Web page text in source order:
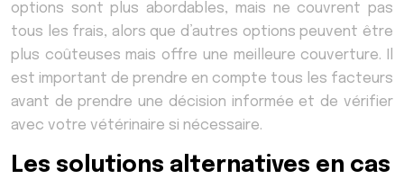
options sont plus abordables, mais ne couvrent pas
tous les frais, alors que d’autres options peuvent être
plus coûteuses mais offre une meilleure couverture. Il
est important de prendre en compte tous les facteurs
avant de prendre une décision informée et de vérifier
avec votre vétérinaire si nécessaire.
Les solutions alternatives en cas